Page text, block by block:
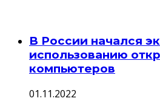
В России начался
использованию
компьютеров
01.11.2022